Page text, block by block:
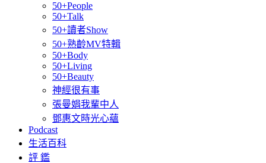
50+People
50+Talk
50+讀者Show
50+熟齡MV特輯
50+Body
50+Living
50+Beauty
神經很有事
張曼娟我輩中人
鄧惠文時光心蘊
Podcast
生活百科
評 鑑